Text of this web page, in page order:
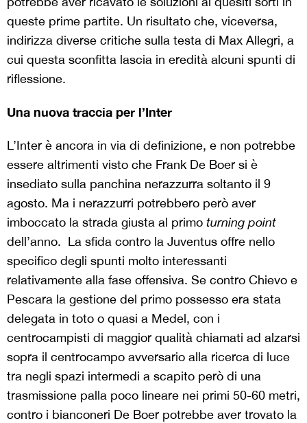
queste prime partite. Un risultato che, viceversa,
indirizza diverse critiche sulla testa di Max Allegri, a
cui questa sconfitta lascia in eredità alcuni spunti di
riflessione.
Una nuova traccia per l’Inter
L’Inter è ancora in via di definizione, e non potrebbe
essere altrimenti visto che Frank De Boer si è
insediato sulla panchina nerazzurra soltanto il 9
agosto. Ma i nerazzurri potrebbero però aver
imboccato la strada giusta al primo turning point
dell’anno. La sfida contro la Juventus offre nello
specifico degli spunti molto interessanti
relativamente alla fase offensiva. Se contro Chievo e
Pescara la gestione del primo possesso era stata
delegata in toto o quasi a Medel, con i
centrocampisti di maggior qualità chiamati ad alzarsi
sopra il centrocampo avversario alla ricerca di luce
tra negli spazi intermedi a scapito però di una
trasmissione palla poco lineare nei primi 50-60 metri,
contro i bianconeri De Boer potrebbe aver trovato la